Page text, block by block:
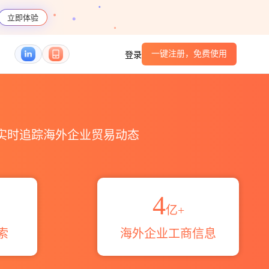
立即体验
登录 一键注册，免费使用
时追踪海外企业贸易动态
4亿+
海外企业工商信息